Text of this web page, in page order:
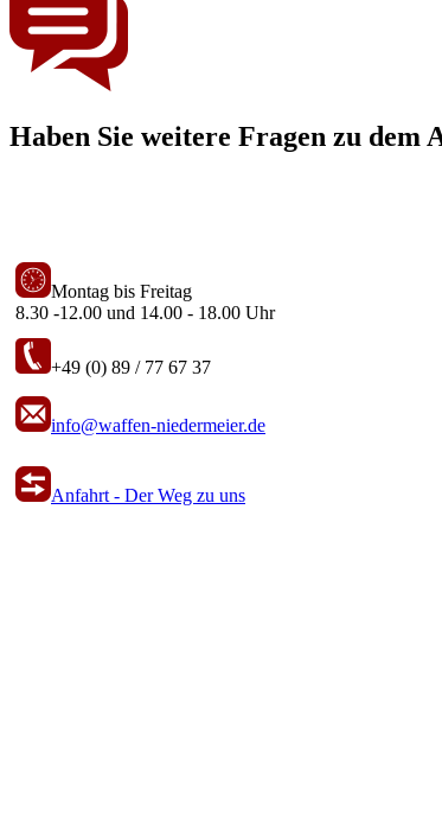
Haben Sie weitere Fragen zu dem
Montag bis Freitag
8.30 -12.00 und 14.00 - 18.00 Uhr
+49 (0) 89 / 77 67 37
info@waffen-niedermeier.de
Anfahrt - Der Weg zu uns